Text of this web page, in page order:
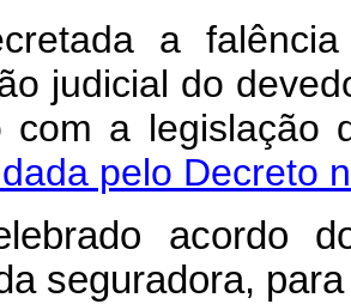
a
judicial do
com a
pelo Decreto
acordo
seguradora,